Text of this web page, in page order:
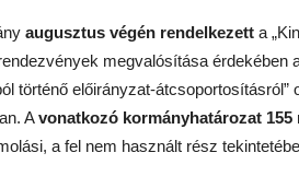
augusztus végén rendelkezett a
megvalósítása
történő előirányzat-átcsoportosításról”
Avonatkozó kormányhatározat
a fel nem használt rész